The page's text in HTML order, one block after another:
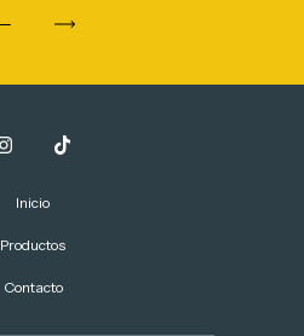
Inicio
Productos
Contacto